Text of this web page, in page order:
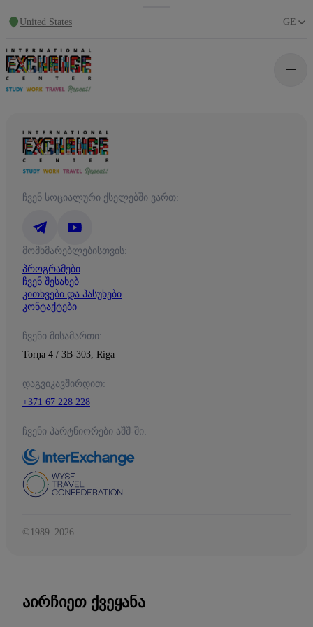
United States GE
ჩვენ სოციალური ქსელებში ვართ:
მომხმარებლებისთვის:
პროგრამები
ჩვენ შესახებ
კითხვები და პასუხები
კონტაქტები
ჩვენი მისამართი:
Torņa 4 / 3B-303, Riga
დაგვიკავშირდით:
+371 67 228 228
ჩვენი პარტნიორები აშშ-ში:
©1989–2026
ᲐᲘᲠᲩᲘᲔᲗ ᲥᲕᲔᲧᲐᲜᲐ